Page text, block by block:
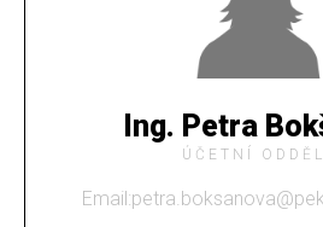
Ing. Petra
ÚČETNÍ